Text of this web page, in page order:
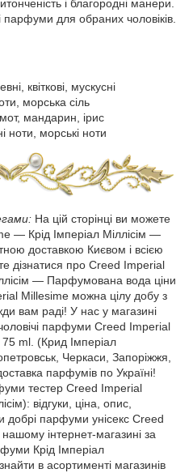
і благородні манери.
для обраних чоловіків.
квіткові, мускусні
морська сіль
мандарин, ірис
ноти, морські ноти
На цій сторінці ви можете
― Крід Імперіал Міллісім —
доставкою Києвом і всією
дізнатися про Creed Imperial
— Парфумована вода ціни
Millesime можна цілу добу з
вам раді! У нас у магазині
парфуми Creed Imperial
ml. (Крид Імперіал
Черкаси, Запоріжжя,
парфумів по Україні!
тестер Creed Imperial
відгуки, ціна, опис,
добрі парфуми унісекс Creed
інтернет-магазині за
Крід Імперіал
в асортименті магазинів